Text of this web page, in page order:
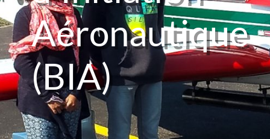
Aéronautique
(BIA)